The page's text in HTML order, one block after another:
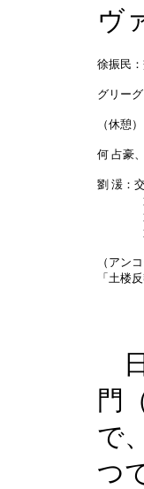
ヴ
徐振民
グリー
（休憩）
何 占豪
劉 湲：
第1
第2楽
第4
（アン
「土楼
門
で
つ